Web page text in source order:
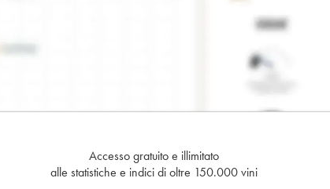
Accesso gratuito e illimitato
alle statistiche e indici di oltre 150.000 vini